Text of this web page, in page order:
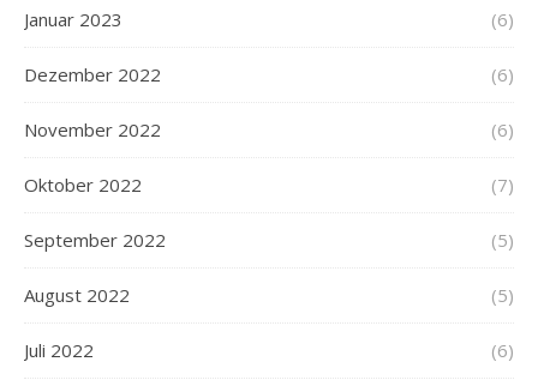
Januar 2023 (6)
Dezember 2022 (6)
November 2022 (6)
Oktober 2022 (7)
September 2022 (5)
August 2022 (5)
Juli 2022 (6)